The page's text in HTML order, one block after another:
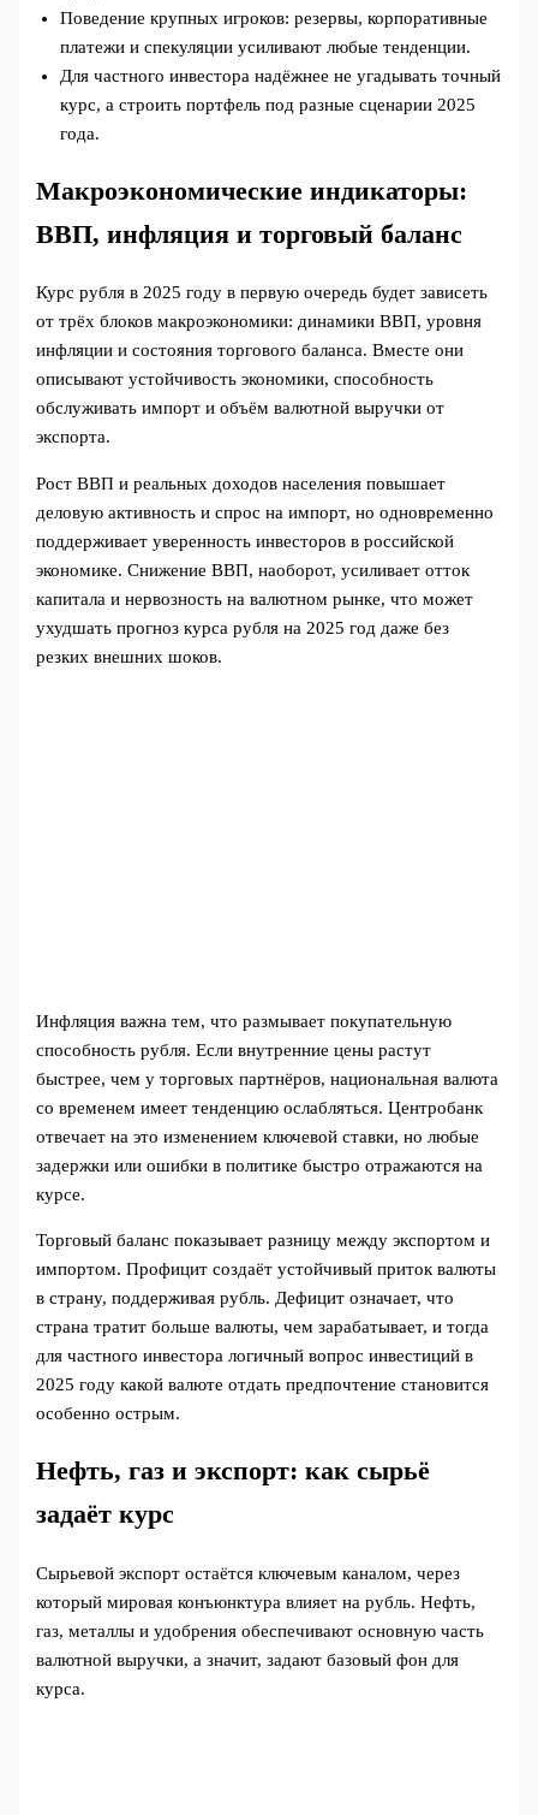
Поведение крупных игроков: резервы, корпоративные
платежи и спекуляции усиливают любые тенденции.
Для частного инвестора надёжнее не угадывать точный
курс, а строить портфель под разные сценарии 2025
года.
Макроэкономические индикаторы:
ВВП, инфляция и торговый баланс
Курс рубля в 2025 году в первую очередь будет зависеть
от трёх блоков макроэкономики: динамики ВВП, уровня
инфляции и состояния торгового баланса. Вместе они
описывают устойчивость экономики, способность
обслуживать импорт и объём валютной выручки от
экспорта.
Рост ВВП и реальных доходов населения повышает
деловую активность и спрос на импорт, но одновременно
поддерживает уверенность инвесторов в российской
экономике. Снижение ВВП, наоборот, усиливает отток
капитала и нервозность на валютном рынке, что может
ухудшать прогноз курса рубля на 2025 год даже без
резких внешних шоков.
Инфляция важна тем, что размывает покупательную
способность рубля. Если внутренние цены растут
быстрее, чем у торговых партнёров, национальная валюта
со временем имеет тенденцию ослабляться. Центробанк
отвечает на это изменением ключевой ставки, но любые
задержки или ошибки в политике быстро отражаются на
курсе.
Торговый баланс показывает разницу между экспортом и
импортом. Профицит создаёт устойчивый приток валюты
в страну, поддерживая рубль. Дефицит означает, что
страна тратит больше валюты, чем зарабатывает, и тогда
для частного инвестора логичный вопрос инвестиций в
2025 году какой валюте отдать предпочтение становится
особенно острым.
Нефть, газ и экспорт: как сырьё
задаёт курс
Сырьевой экспорт остаётся ключевым каналом, через
который мировая конъюнктура влияет на рубль. Нефть,
газ, металлы и удобрения обеспечивают основную часть
валютной выручки, а значит, задают базовый фон для
курса.